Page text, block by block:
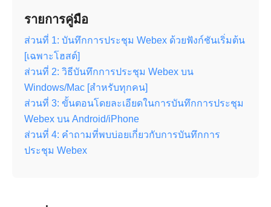
รายการคู่มือ
ส่วนที่ 1: บันทึกการประชุม Webex ด้วยฟังก์ชันเริ่มต้น
[เฉพาะโฮสต์]
ส่วนที่ 2: วิธีบันทึกการประชุม Webex บน
Windows/Mac [สำหรับทุกคน]
ส่วนที่ 3: ขั้นตอนโดยละเอียดในการบันทึกการประชุม
Webex บน Android/iPhone
ส่วนที่ 4: คำถามที่พบบ่อยเกี่ยวกับการบันทึกการ
ประชุม Webex